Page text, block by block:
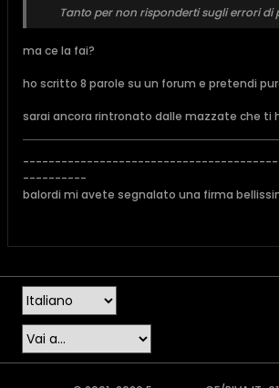
Tanto per non risponderti sugli errori di
ma ce la fai?
ho scritto 8 parole su un forum e pretendi
sarai ancora rintronato dalle mazzate che ti
----------
balordi mi avete segnalato una firma